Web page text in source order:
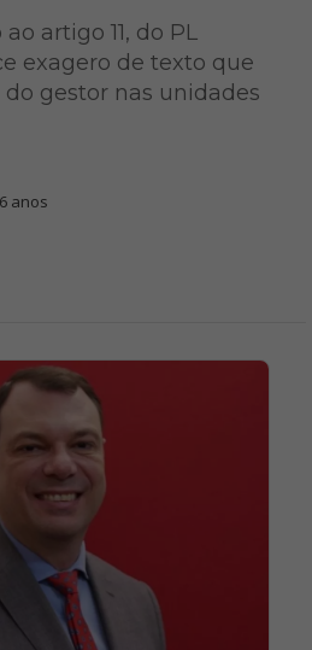
artigo 11, do PL
exagero de texto que
gestor nas unidades
anos